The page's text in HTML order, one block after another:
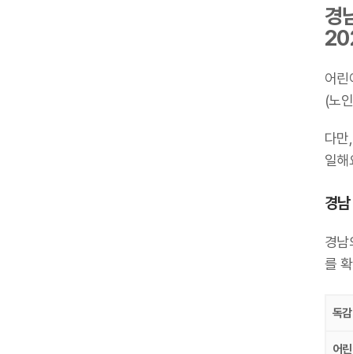
경
어린
(노
다
일
경
경남
를
독
어